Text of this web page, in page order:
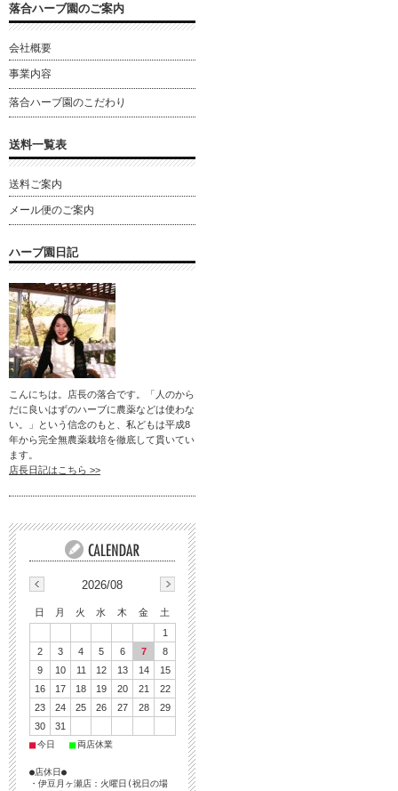
落合ハーブ園のご案内
会社概要
事業内容
落合ハーブ園のこだわり
送料一覧表
送料ご案内
メール便のご案内
ハーブ園日記
こんにちは。店長の落合です。「人のから
だに良いはずのハーブに農薬などは使わな
い。」という信念のもと、私どもは平成8
年から完全無農薬栽培を徹底して貫いてい
ます。
店長日記はこちら >>
2026/08
日 月 火 水 木 金
土
1
2
3 4 5 6 7
8
9
10 11 12 13 14
15
16
17 18 19 20 21
22
23
24 25 26 27 28
29
30
31
■今日 ■両店休業
●店休日●
・伊豆月ヶ瀬店：火曜日(祝日の場